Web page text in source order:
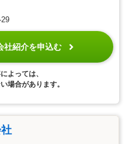
社紹介を申込む
よっては、
場合があります。